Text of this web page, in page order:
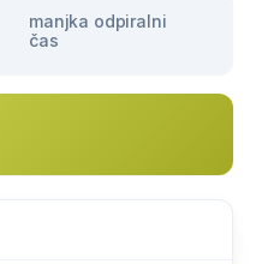
manjka odpiralni
čas